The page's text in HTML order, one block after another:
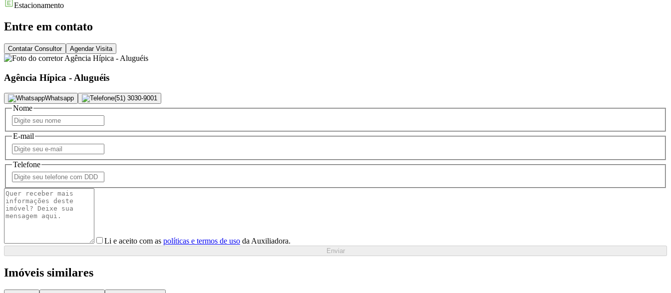
Estacionamento
Entre em contato
Contatar Consultor Agendar Visita
Agência Hípica - Aluguéis
Whatsapp (51) 3030-9001
Nome
E-mail
Telefone
Li e aceito com as políticas e termos de uso da Auxiliadora.
Enviar
Imóveis similares